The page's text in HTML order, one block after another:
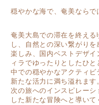
穏やかな海で、奄美ならで
奄美大島での滞在を終え
し、自然との深い繋がり
楽しみ、国内ベストデザ
ィラでゆったりとしたひ
中での穏やかなアクティ
新たな活力に満ち溢れま
次の旅へのインスピレー
した新たな冒険へと導いて